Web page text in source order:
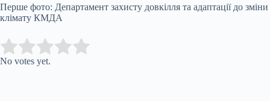
Перше фото: Департамент захисту довкілля та адаптації до зміни
клімату КМДА
Rate this item:
No votes yet.